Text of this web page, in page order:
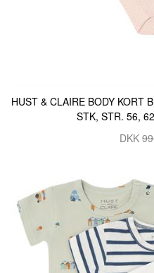
HUST & CLAIRE BODY KORT
STK, STR. 56,
DKK